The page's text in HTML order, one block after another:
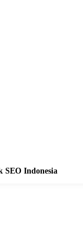
SEO Indonesia